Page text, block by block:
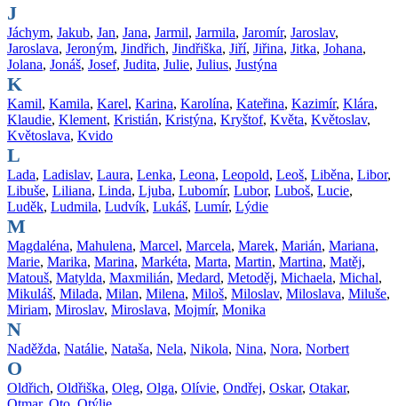
J
Jáchym, Jakub, Jan, Jana, Jarmil, Jarmila, Jaromír, Jaroslav,
Jaroslava, Jeroným, Jindřich, Jindřiška, Jiří, Jiřina, Jitka, Johana,
Jolana, Jonáš, Josef, Judita, Julie, Julius, Justýna
K
Kamil, Kamila, Karel, Karina, Karolína, Kateřina, Kazimír, Klára,
Klaudie, Klement, Kristián, Kristýna, Kryštof, Květa, Květoslav,
Květoslava, Kvido
L
Lada, Ladislav, Laura, Lenka, Leona, Leopold, Leoš, Liběna, Libor,
Libuše, Liliana, Linda, Ljuba, Lubomír, Lubor, Luboš, Lucie,
Luděk, Ludmila, Ludvík, Lukáš, Lumír, Lýdie
M
Magdaléna, Mahulena, Marcel, Marcela, Marek, Marián, Mariana,
Marie, Marika, Marina, Markéta, Marta, Martin, Martina, Matěj,
Matouš, Matylda, Maxmilián, Medard, Metoděj, Michaela, Michal,
Mikuláš, Milada, Milan, Milena, Miloš, Miloslav, Miloslava, Miluše,
Miriam, Miroslav, Miroslava, Mojmír, Monika
N
Naděžda, Natálie, Nataša, Nela, Nikola, Nina, Nora, Norbert
O
Oldřich, Oldřiška, Oleg, Olga, Olívie, Ondřej, Oskar, Otakar,